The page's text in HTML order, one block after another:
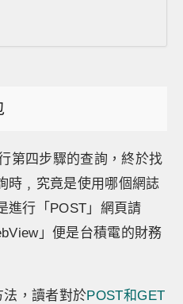
第四步驟的查詢，終於找
時﹐究竟是使用哪個網誌
進行「POST」網頁請
」便是台積電的財務
法，讀者對於POST和GET